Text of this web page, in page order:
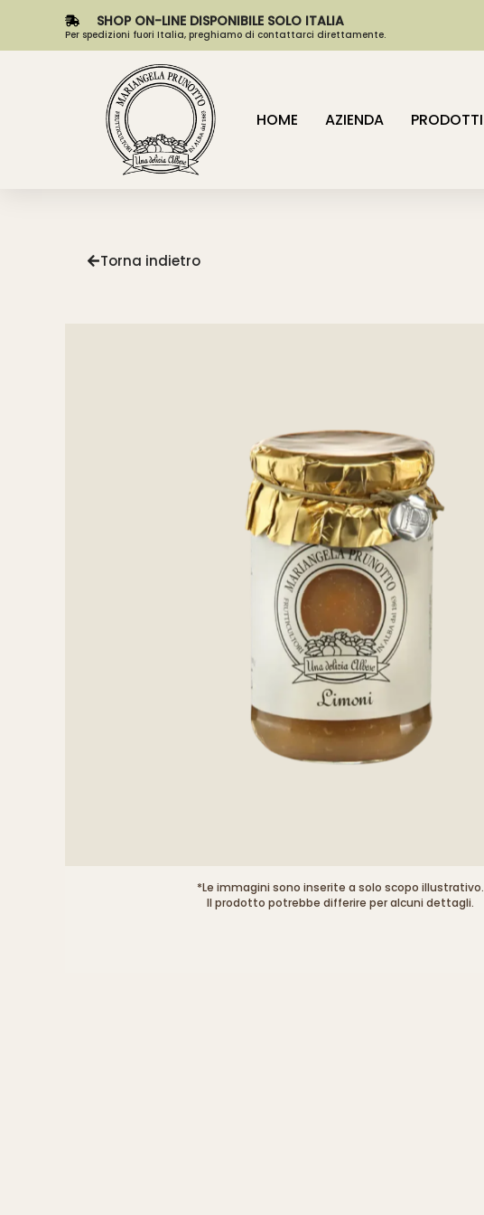
SHOP ON-LINE DISPONIBILE SOLO ITALIA
Per spedizioni fuori Italia, preghiamo di contattarci direttamente.
HOME AZIENDA PRODOTTI
Torna indietro
*Le immagini sono inserite a solo scopo illustrativo.
Il prodotto potrebbe differire per alcuni dettagli.